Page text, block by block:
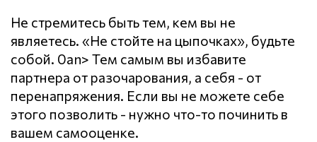
Не стремитесь быть тем, кем вы не
являетесь. «Не стойте на цыпочках», будьте
собой. 0an> Тем самым вы избавите
партнера от разочарования, а себя - от
перенапряжения. Если вы не можете себе
этого позволить - нужно что-то починить в
вашем самооценке.